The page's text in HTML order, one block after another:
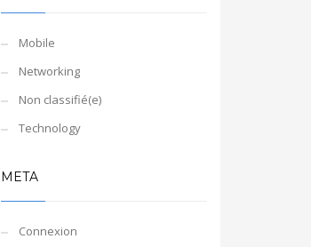
Mobile
Networking
Non classifié(e)
Technology
META
Connexion